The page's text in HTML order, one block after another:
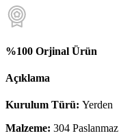
%100 Orjinal Ürün
Açıklama
Kurulum Türü: Yerden
Malzeme: 304 Paslanmaz